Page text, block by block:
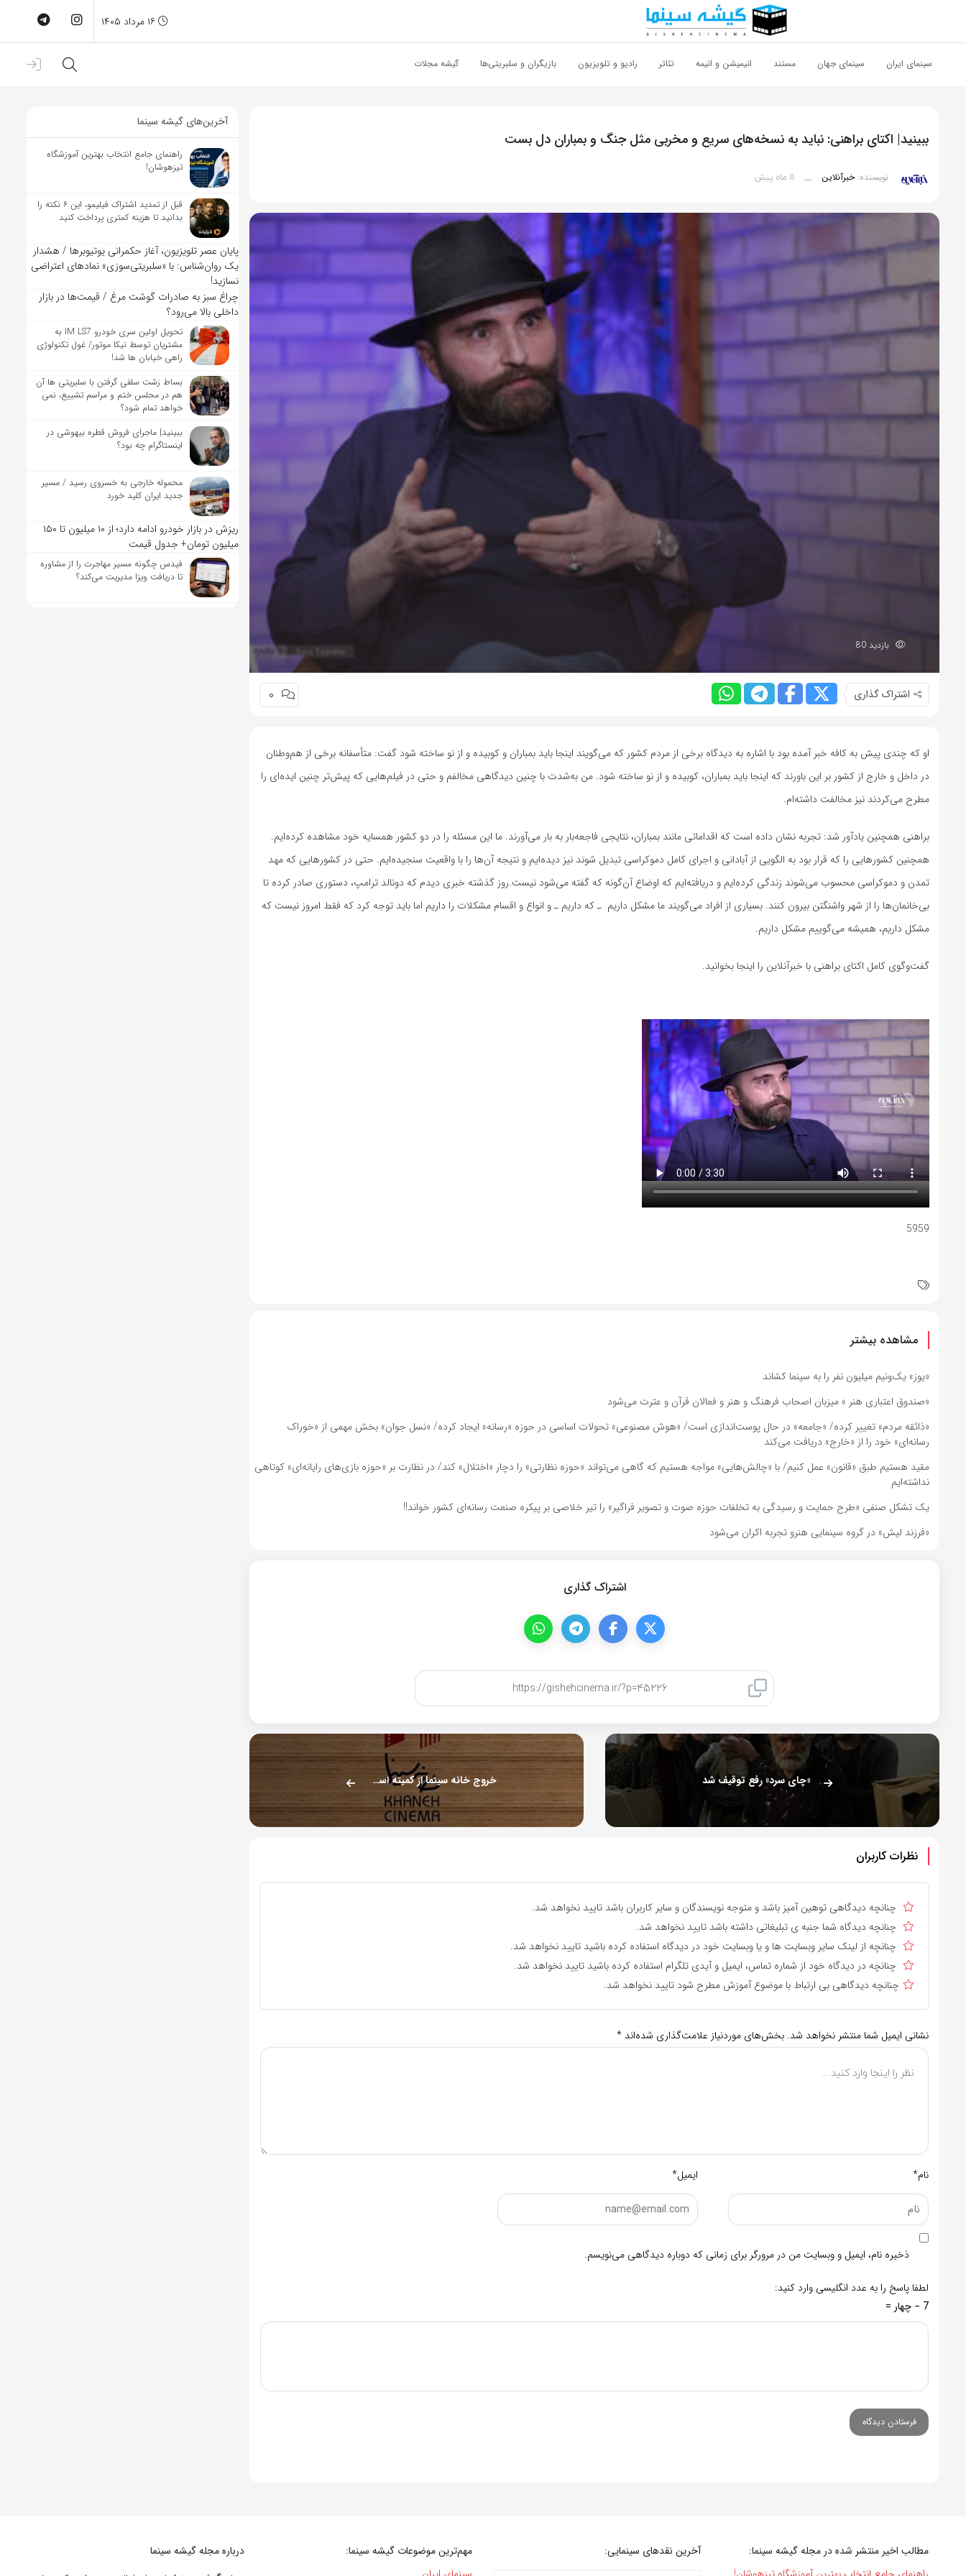
سینمای ایران سینمای جهان مستند انیمیشن و انیمه تئاتر رادیو و تلویزیون بازیگران و سلبریتی‌ها گیشه مجلات
ببینید| اکتای براهنی: نباید به نسخه‌های سریع و مخربی مثل جنگ و بمباران دل بست
نویسنده:خبرآنلاین __ 11 ماه پیش
بازدید 80
اشتراک گذاری 0
او که چندی پیش به کافه خبر آمده بود با اشاره به دیدگاه برخی از مردم کشور که می‌گویند اینجا باید بمباران و کوبیده و از نو ساخته شود گفت: متأسفانه برخی از هم‌وطنان
در داخل و خارج از کشور بر این باورند که اینجا باید بمباران، کوبیده و از نو ساخته شود. من به‌شدت با چنین دیدگاهی مخالفم و حتی در فیلم‌هایی که پیش‌تر چنین ایده‌ای را
مطرح می‌کردند نیز مخالفت داشته‌ام.
براهنی همچنین یادآور شد: تجربه نشان داده است که اقداماتی مانند بمباران، نتایجی فاجعه‌بار به بار می‌آورند. ما این مسئله را در دو کشور همسایه خود مشاهده کرده‌ایم.
همچنین کشورهایی را که قرار بود به الگویی از آبادانی و اجرای کامل دموکراسی تبدیل شوند نیز دیده‌ایم و نتیجه آن‌ها را با واقعیت سنجیده‌ایم. حتی در کشورهایی که مهد
تمدن و دموکراسی محسوب می‌شوند زندگی کرده‌ایم و دریافته‌ایم که اوضاع آن‌گونه که گفته می‌شود نیست.روز گذشته خبری دیدم که دونالد ترامپ، دستوری صادر کرده تا
بی‌خانمان‌ها را از شهر واشنگتن بیرون کنند. بسیاری از افراد می‌گویند ما مشکل داریم ـ که داریم ـ و انواع و اقسام مشکلات را داریم اما باید توجه کرد که فقط امروز نیست که
مشکل داریم، همیشه می‌گوییم مشکل داریم.
گفت‌وگوی کامل اکتای براهنی با خبرآنلاین را اینجا بخوانید.
5959
مشاهده بیشتر
«یوز» یک‌ونیم میلیون نفر را به سینما کشاند
«صندوق اعتباری هنر » میزبان اصحاب فرهنگ و هنر و فعالان قرآن و عترت می‌شود
«ذائقه مردم» تغییر کرده/ «جامعه» در حال پوست‌اندازی است/ «هوش مصنوعی» تحولات اساسی در حوزه «رسانه» ایجاد کرده/ «نسل جوان» بخش مهمی از «خوراک
رسانه‌ای» خود را از «خارج» دریافت می‌کند
مقید هستیم طبق «قانون» عمل کنیم/ با «چالش‌هایی» مواجه هستیم که گاهی می‌تواند «حوزه نظارتی» را دچار «اختلال» کند/ در نظارت بر «حوزه بازی‌های رایانه‌ای» کوتاهی
نداشته‌ایم
یک تشکل‌ صنفی «طرح حمایت و رسیدگی به تخلفات حوزه صوت و تصویر فراگیر» را تیر خلاصی بر پیکره صنعت رسانه‌ای کشور خواند!!
«فرزند لیش» در گروه سینمایی هنرو تجربه اکران می‌شود
اشتراک گذاری
«چای سرد» رفع توقیف شد خروج خانه سینما از کمیته اسکار
نظرات کاربران
چنانچه دیدگاهی توهین آمیز باشد و متوجه نویسندگان و سایر کاربران باشد تایید نخواهد شد.
چنانچه دیدگاه شما جنبه ی تبلیغاتی داشته باشد تایید نخواهد شد.
چنانچه از لینک سایر وبسایت ها و یا وبسایت خود در دیدگاه استفاده کرده باشید تایید نخواهد شد.
چنانچه در دیدگاه خود از شماره تماس، ایمیل و آیدی تلگرام استفاده کرده باشید تایید نخواهد شد.
چنانچه دیدگاهی بی ارتباط با موضوع آموزش مطرح شود تایید نخواهد شد.
نشانی ایمیل شما منتشر نخواهد شد. بخش‌های موردنیاز علامت‌گذاری شده‌اند *
نام* ایمیل*
ذخیره نام، ایمیل و وبسایت من در مرورگر برای زمانی که دوباره دیدگاهی می‌نویسم.
لطفا پاسخ را به عدد انگلیسی وارد کنید:
7 − چهار =
آخرین‌های گیشه سینما
راهنمای جامع انتخاب بهترین آموزشگاه
تیزهوشان!
قبل از تمدید اشتراک فیلیمو، این ۶ نکته را
بدانید تا هزینه کمتری پرداخت کنید
پایان عصر تلویزیون، آغاز حکمرانی یوتیوبرها / هشدار
یک روان‌شناس: با «سلبریتی‌سوزی» نمادهای اعتراضی
نسازید!
چراغ سبز به صادرات گوشت مرغ / قیمت‌ها در بازار
داخلی بالا می‌رود؟
تحویل اولین سری خودرو IM LS7 به
مشتریان توسط نیکا موتور/ غول تکنولوژی
راهی خیابان ها شد!
بساط زشت سلفی گرفتن با سلبریتی ها آن
هم در محلس ختم و مراسم تشییع، نمی
خواهد تمام شود؟
ببینید| ماجرای فروش قطره بیهوشی در
اینستاگرام چه بود؟
محموله خارجی به خسروی رسید / مسیر
جدید ایران کلید خورد
ریزش در بازار خودرو ادامه دارد؛ از ۱۰ میلیون تا ۱۵۰
میلیون تومان+ جدول قیمت
فیدس چگونه مسیر مهاجرت را از مشاوره
تا دریافت ویزا مدیریت می‌کند؟
مطالب اخیر منتشر شده در مجله گیشه سینما:
آخرین نقدهای سینمایی:
مهم‌ترین موضوعات گیشه سینما:
درباره مجله گیشه سینما